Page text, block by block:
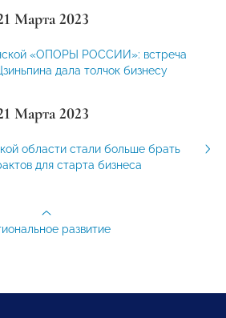
Марта 2023
«ОПОРЫ РОССИИ»: встреча
дала толчок бизнесу
Марта 2023
области стали больше брать
для старта бизнеса
развитие